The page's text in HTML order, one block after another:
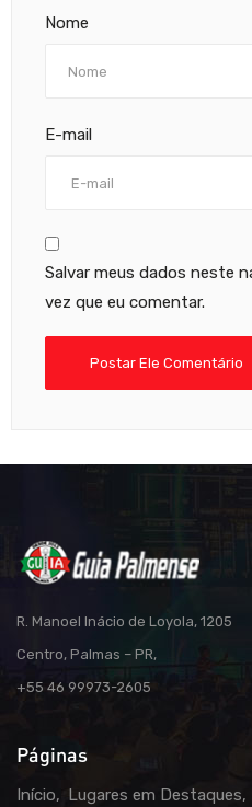
Nome
E-mail
Salvar meus dados neste
vez que eu comentar.
R. Manoel Inácio de Loyola, 1205
Centro, Palmas – PR,
+55 46 99973-2605
Páginas
Início Lugares em Destaques